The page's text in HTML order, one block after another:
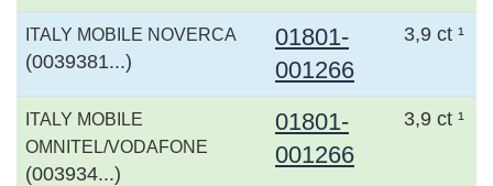
ITALY MOBILE NOVERCA
(0039381...)
01801-
001266
3,9 ct ¹
ITALY MOBILE
OMNITEL/VODAFONE
(003934...)
01801-
001266
3,9 ct ¹